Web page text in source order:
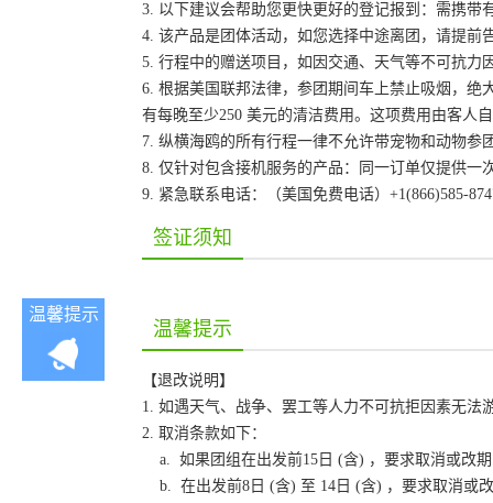
3. 以下建议会帮助您更快更好的登记报到：需携
4. 该产品是团体活动，如您选择中途离团，请提
5. 行程中的赠送项目，如因交通、天气等不可抗
6. 根据美国联邦法律，参团期间车上禁止吸烟，
有每晚至少250 美元的清洁费用。这项费用由客人
7. 纵横海鸥的所有行程一律不允许带宠物和动物参
8. 仅针对包含接机服务的产品：同一订单仅提供
9. 紧急联系电话：（美国免费电话）+1(866)585-
签证须知
温馨提示
温馨提示
【退改说明】
1. 如遇天气、战争、罢工等人力不可抗拒因素无
2. 取消条款如下：
a. 如果团组在出发前15日 (含) ，要求取消或改
b. 在出发前8日 (含) 至 14日 (含) ，要求取消或